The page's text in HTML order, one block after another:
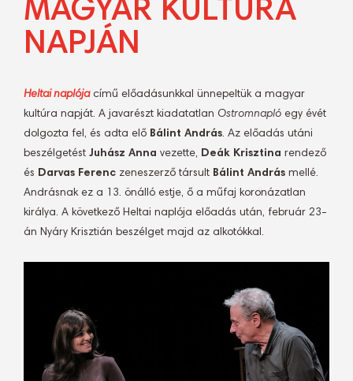
MAGYAR KULTÚRA
NAPJÁN
Heltai naplójacímű előadásunkkal ünnepeltük a magyar
kultúra napját. A javarészt kiadatatlan Ostromnapló egy évét
dolgozta fel, és adta elő Bálint András. Az előadás utáni
beszélgetést Juhász Anna vezette, Deák Krisztina rendező
és Darvas Ferenc zeneszerző társult Bálint András mellé.
Andrásnak ez a 13. önálló estje, ő a műfaj koronázatlan
királya. A következő Heltai naplója előadás után, február 23-
án Nyáry Krisztián beszélget majd az alkotókkal.